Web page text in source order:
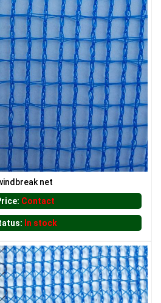
RÀO HÌNH VUÔNG
TRỒNG HẢI SẢN
net
Contact
In stock